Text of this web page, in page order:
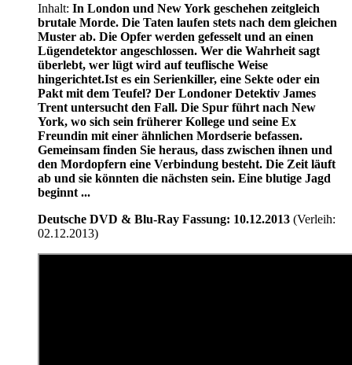
Inhalt: In London und New York geschehen zeitgleich
brutale Morde. Die Taten laufen stets nach dem gleichen
Muster ab. Die Opfer werden gefesselt und an einen
Lügendetektor angeschlossen. Wer die Wahrheit sagt
überlebt, wer lügt wird auf teuflische Weise
hingerichtet.Ist es ein Serienkiller, eine Sekte oder ein
Pakt mit dem Teufel? Der Londoner Detektiv James
Trent untersucht den Fall. Die Spur führt nach New
York, wo sich sein früherer Kollege und seine Ex
Freundin mit einer ähnlichen Mordserie befassen.
Gemeinsam finden Sie heraus, dass zwischen ihnen und
den Mordopfern eine Verbindung besteht. Die Zeit läuft
ab und sie könnten die nächsten sein. Eine blutige Jagd
beginnt ...
Deutsche DVD & Blu-Ray Fassung: 10.12.2013 (Verleih:
02.12.2013)